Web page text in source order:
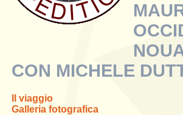
CON MICHELE
Il viaggio
Galleria fotografica